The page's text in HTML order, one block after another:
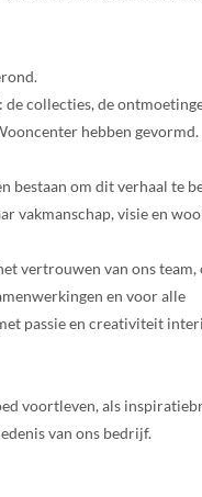
collecties, de
hebben gevormd.
bestaan om dit verhaal te
vakmanschap, visie en
vertrouwen van ons team,
en voor alle
passie en creativiteit
voortleven, als
van ons bedrijf.